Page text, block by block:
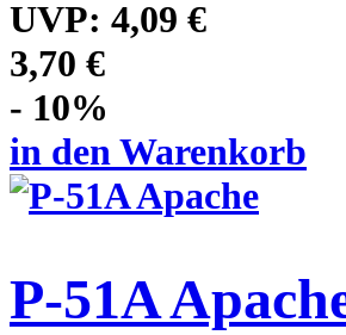
UVP: 4,09 €
3,70 €
- 10%
in den Warenkorb
P-51A